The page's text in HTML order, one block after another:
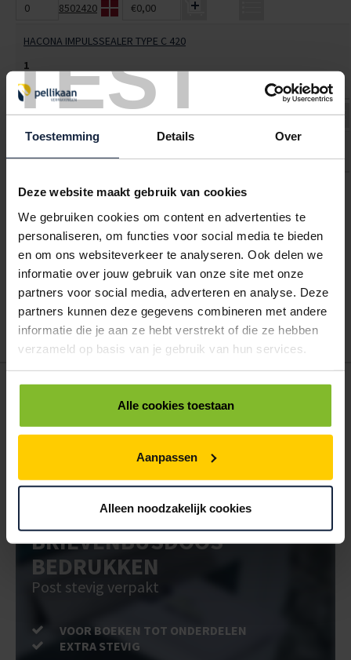
TEST
Toestemming Details Over
Deze website maakt gebruik van cookies
We gebruiken cookies om content en advertenties te
personaliseren, om functies voor social media te bieden
en om ons websiteverkeer te analyseren. Ook delen we
informatie over jouw gebruik van onze site met onze
partners voor social media, adverteren en analyse. Deze
partners kunnen deze gegevens combineren met andere
informatie die je aan ze hebt verstrekt of die ze hebben
verzameld op basis van je gebruik van hun services.
Alle cookies toestaan
Aanpassen
Alleen noodzakelijk cookies
8502420 €0,00
HACONA IMPULSSEALER TYPE C 420
1
€508,31
8502620 €539,00 €0,00
Hoe werkt een bestellijst?
Wanneer u bent ingelogd, kunt u een eigen bestellijst maken.
Gebruik bestel- en offertelijsten om eenvoudig en snel producten
te bestellen. Uw bestel- en offertelijsten kunt u terugvinden in uw
account. Dat pakt altijd goed uit voor uw administratie!
POSTDOOS BEDRUKKEN
Voor een veilige verzending
VOOR BOEKEN TOT ONDERDELEN
BRIEVENBUSDOOS
BEDRUKKEN
Post stevig verpakt
VOOR BOEKEN TOT ONDERDELEN
EXTRA STEVIG